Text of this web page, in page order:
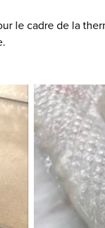
le cadre de la